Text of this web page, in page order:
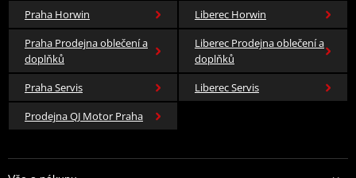
Praha Horwin
Liberec Horwin
Praha Prodejna oblečení a
doplňků
Liberec Prodejna oblečení a
doplňků
Praha Servis
Liberec Servis
Prodejna QJ Motor Praha